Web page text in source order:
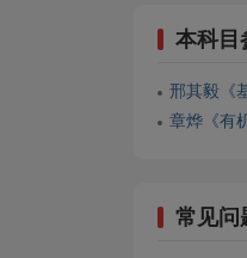
本科目
邢其毅《
章烨《有
常见问